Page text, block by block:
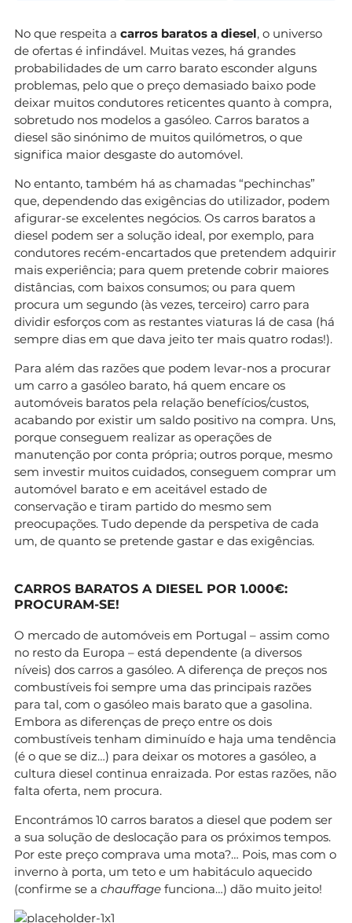
No que respeita a carros baratos a diesel, o universo
de ofertas é infindável. Muitas vezes, há grandes
probabilidades de um carro barato esconder alguns
problemas, pelo que o preço demasiado baixo pode
deixar muitos condutores reticentes quanto à compra,
sobretudo nos modelos a gasóleo. Carros baratos a
diesel são sinónimo de muitos quilómetros, o que
significa maior desgaste do automóvel.
No entanto, também há as chamadas “pechinchas”
que, dependendo das exigências do utilizador, podem
afigurar-se excelentes negócios. Os carros baratos a
diesel podem ser a solução ideal, por exemplo, para
condutores recém-encartados que pretendem adquirir
mais experiência; para quem pretende cobrir maiores
distâncias, com baixos consumos; ou para quem
procura um segundo (às vezes, terceiro) carro para
dividir esforços com as restantes viaturas lá de casa (há
sempre dias em que dava jeito ter mais quatro rodas!).
Para além das razões que podem levar-nos a procurar
um carro a gasóleo barato, há quem encare os
automóveis baratos pela relação benefícios/custos,
acabando por existir um saldo positivo na compra. Uns,
porque conseguem realizar as operações de
manutenção por conta própria; outros porque, mesmo
sem investir muitos cuidados, conseguem comprar um
automóvel barato e em aceitável estado de
conservação e tiram partido do mesmo sem
preocupações. Tudo depende da perspetiva de cada
um, de quanto se pretende gastar e das exigências.
CARROS BARATOS A DIESEL POR 1.000€:
PROCURAM-SE!
O mercado de automóveis em Portugal – assim como
no resto da Europa – está dependente (a diversos
níveis) dos carros a gasóleo. A diferença de preços nos
combustíveis foi sempre uma das principais razões
para tal, com o gasóleo mais barato que a gasolina.
Embora as diferenças de preço entre os dois
combustíveis tenham diminuído e haja uma tendência
(é o que se diz…) para deixar os motores a gasóleo, a
cultura diesel continua enraizada. Por estas razões, não
falta oferta, nem procura.
Encontrámos 10 carros baratos a diesel que podem ser
a sua solução de deslocação para os próximos tempos.
Por este preço comprava uma mota?… Pois, mas com o
inverno à porta, um teto e um habitáculo aquecido
(confirme se a chauffage funciona…) dão muito jeito!